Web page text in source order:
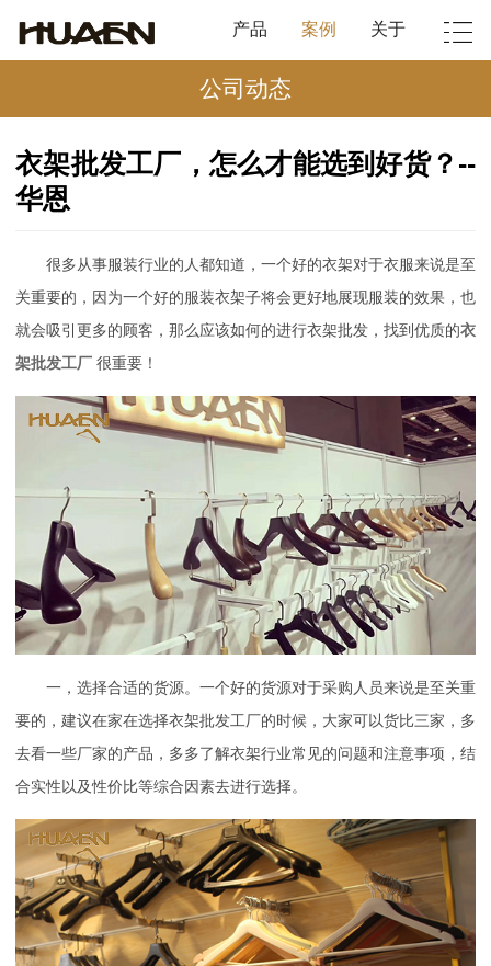
产品 案例 关于
公司动态
衣架批发工厂，怎么才能选到好货？--
华恩
很多从事服装行业的人都知道，一个好的衣架对于衣服来说是至
关重要的，因为一个好的服装衣架子将会更好地展现服装的效果，也
就会吸引更多的顾客，那么应该如何的进行衣架批发 ，找到优质的衣
架批发工厂 很重要！
一，选择合适的货源。一个好的货源对于采购人员来说是至关重
要的，建议在家在选择衣架批发工厂的时候，大家可以货比三家，多
去看一些厂家的产品，多多了解衣架行业常见的问题和注意事项，结
合实性以及性价比等综合因素去进行选择。